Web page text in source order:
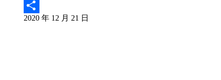
Email
分
2020 年 12 月 21 日